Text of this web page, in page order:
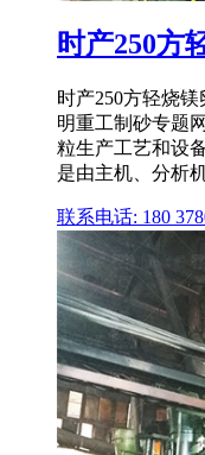
时产250方
时产250方轻烧
明重工制砂专题
粒生产工艺和设
是由主机、分析
联系电话: 180